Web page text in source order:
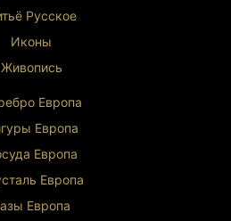
Русское
Иконы
Живопись
Европа
Европа
Европа
Европа
Европа